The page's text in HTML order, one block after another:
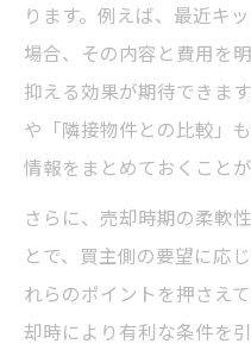
ります。例えば、最近キ
場合、その内容と費用を
抑える効果が期待できま
や「隣接物件との比較」
情報をまとめておくことが
さらに、売却時期の柔軟
とで、買主側の要望に応
れらのポイントを押さえ
却時により有利な条件を